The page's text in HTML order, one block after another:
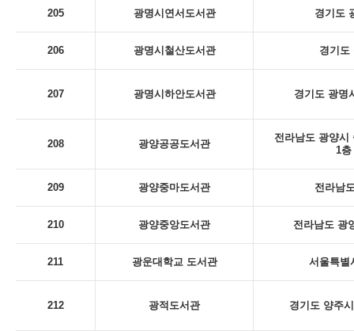
205 광명시연서도서관 경기도
206 광명시철산도서관 경기도
207 광명시하안도서관 경기도 광명
208 광양공공도서관
전라남도 광양시
1층
209 광양중마도서관 전라남
210 광양중앙도서관 전라남도 광
211 광운대학교 도서관 서울특별
212 광적도서관 경기도 양주